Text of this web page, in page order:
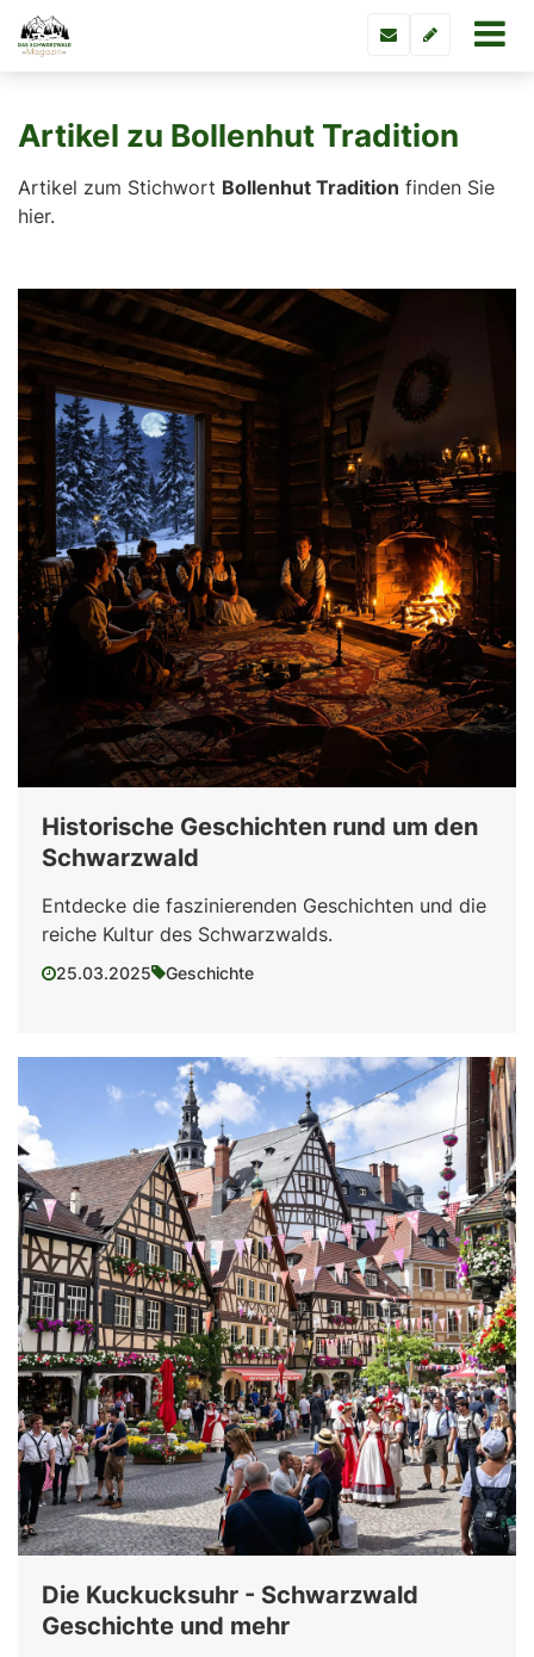
Artikel zu Bollenhut Tradition
Artikel zum Stichwort Bollenhut Tradition finden Sie
hier.
Historische Geschichten rund um den
Schwarzwald
Entdecke die faszinierenden Geschichten und die
reiche Kultur des Schwarzwalds.
25.03.2025 Geschichte
Die Kuckucksuhr - Schwarzwald
Geschichte und mehr